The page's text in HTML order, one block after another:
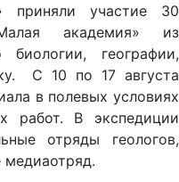
приняли участие 30
академия» из
биологии, географии,
С 10 по 17 августа
в полевых условиях
работ. В экспедиции
отряды геологов,
медиаотряд.